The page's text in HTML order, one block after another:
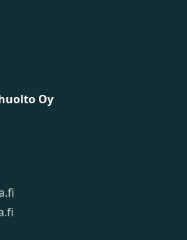
- etusivulle
Oy